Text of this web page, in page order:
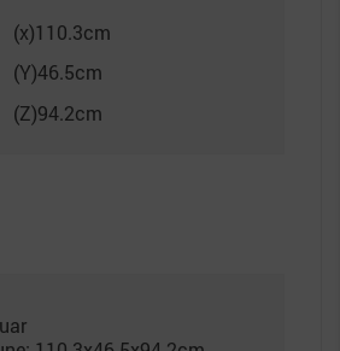
(x)110.3cm
(Y)46.5cm
(Z)94.2cm